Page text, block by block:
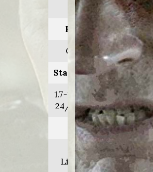
2001>2005
Personaggio:
Com.te Shran
Stagione.Episodio:
1.7-15-19/2.15/3.13-
24/4.9-12-13-14-22
Regia di:
David
Livingston/vari